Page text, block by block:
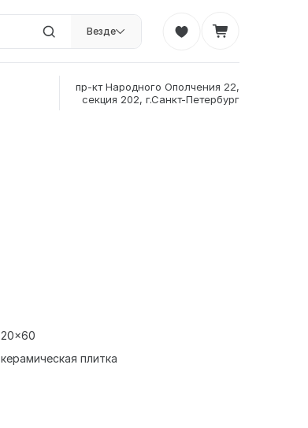
Везде
пр-кт Народного Ополчения 22,
секция 202, г.Санкт-Петербург
20x60
керамическая плитка